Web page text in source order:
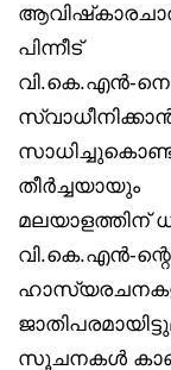
പിന്നീട്
വി.കെ.എൻ-
തീർച്ചയായും
മലയാളത്തിന്
വി.കെ.എൻ-ന്റെ
സൂചനകൾ